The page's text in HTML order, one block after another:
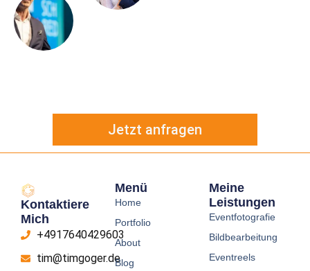
Jetzt anfragen
Kontaktiere
Mich
+4917640429603
tim@timgoger.de
Menü
Home
Portfolio
About
Blog
Meine
Leistungen
Eventfotografie
Bildbearbeitung
Eventreels